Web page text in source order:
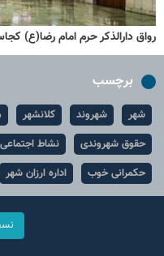
رواق دارالذکر حرم امام رضا(ع)
برچسب
شهر شهروند کلانشهر
حقوق شهروندی
نشاط اجتماعی
حکمرانی خوب
اداره ارزان شهر